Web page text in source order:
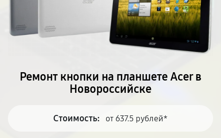
Ремонт кнопки на планшете Acer в
Новороссийске
Стоимость: от 637.5 рублей*